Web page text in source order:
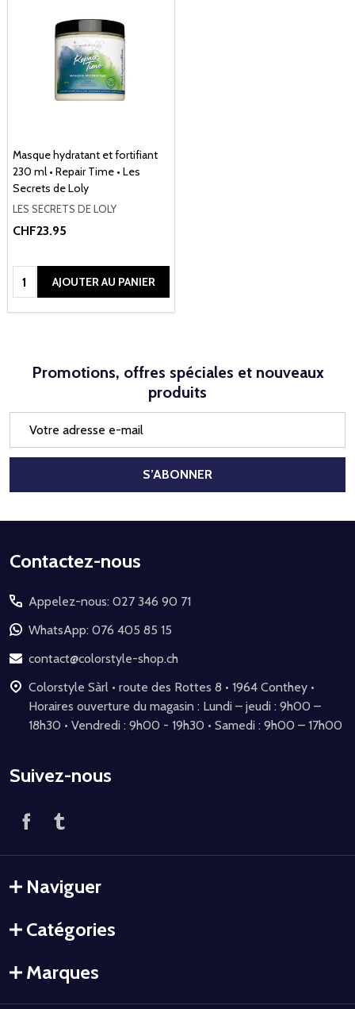
Masque hydratant et fortifiant
230 ml • Repair Time • Les
Secrets de Loly
LES SECRETS DE LOLY
CHF23.95
Quantité:AJOUTER AU PANIER
Promotions, offres spéciales et nouveaux
produits
mail
S’ABONNER
Début
pied
de
page
Contactez-nous
Appelez-nous: 027 346 90 71
WhatsApp: 076 405 85 15
contact@colorstyle-shop.ch
Colorstyle Sàrl • route des Rottes 8 • 1964 Conthey •
Horaires ouverture du magasin : Lundi – jeudi : 9h00 –
18h30 • Vendredi : 9h00 - 19h30 • Samedi : 9h00 – 17h00
Suivez-nous
Naviguer
Catégories
Marques